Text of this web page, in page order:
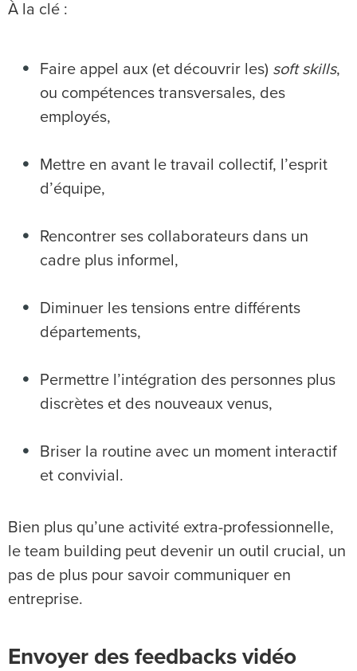
À la clé :
Faire appel aux (et découvrir les) soft skills,
ou compétences transversales, des
employés,
Mettre en avant le travail collectif, l’esprit
d’équipe,
Rencontrer ses collaborateurs dans un
cadre plus informel,
Diminuer les tensions entre différents
départements,
Permettre l’intégration des personnes plus
discrètes et des nouveaux venus,
Briser la routine avec un moment interactif
et convivial.
Bien plus qu’une activité extra-professionnelle,
le team building peut devenir un outil crucial, un
pas de plus pour savoir communiquer en
entreprise.
Envoyer des feedbacks vidéo